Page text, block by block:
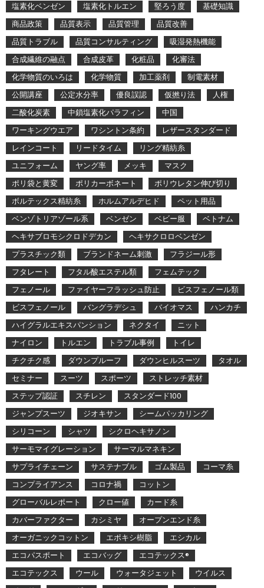
塩素化ベンゼン
塩素化トルエン 堅ろう度
基礎知識
商品政策
品質表示 品質管理
品質改善
品質トラブル
品質コンサルティング
吸湿発熱機能
合成繊維の融点
合成皮革 化粧品
化審法
化学物質のいろは
化学物質 加工薬剤
制電素材
公開講座
公定水分率 優良誤認 仮撚り法
人権
二酸化炭素
中鎖塩素化パラフィン
中国
ワーキングウエア
ワシントン条約
レザースタンダード
レインコート
リードタイム
リング精紡糸
ユニフォーム
ヤング率 メッキ
マスク
ポリ袋と黄変
ポリカーボネート
ポリウレタン伸び切り
ボルテックス精紡糸
ホルムアルデヒド
ペット用品
ベンゾトリアゾール系
ベンゼン ベビー服
ベトナム
ヘキサブロモシクロドデカン
ヘキサクロロベンゼン
プラスチック類
ブランドネーム刺激
フラジール形
フタレート
フタル酸エステル類
フェムテック
フェノール
ファイヤーフラッシュ防止
ビスフェノール類
ビスフェノール
バングラデシュ バイオマス
ハンカチ
ハイグラルエキスパンション
ネクタイ
ニット
ナイロン
トルエン トラブル事例
トイレ
チクチク感
ダウンプルーフ ダウンヒルスーツ
タオル
セミナー
スーツ スポーツ
ストレッチ素材
ステップ認証
スチレン
スタンダード100
ジャンプスーツ
ジオキサン
シームパッカリング
シリコーン
シャツ
シクロヘキサノン
サーモマイグレーション
サーマルマネキン
サプライチェーン
サステナブル ゴム製品
コーマ糸
コンプライアンス
コロナ禍
コットン
グローバルレポート
クロー値
カード糸
カバーファクター
カシミヤ
オープンエンド糸
オーガニックコットン
エポキシ樹脂
エシカル
エコパスポート
エコバッグ
エコテックス®
エコテックス
ウール ウォータジェット
ウイルス